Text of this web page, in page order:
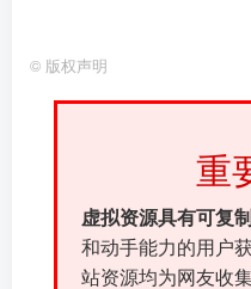
© 版权声明
重
虚拟资源具有可复
和动手能力的用户
站资源均为网友收